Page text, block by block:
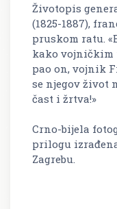
Životopis
(1825-1887),
pruskom ratu.
kako vojničkim
pao on, vojnik
se njegov život
čast i žrtva!»
Crno-bijela
prilogu
Zagrebu.